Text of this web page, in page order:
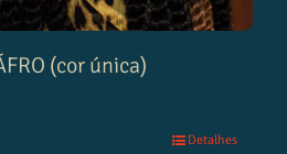
(cor única)
Detalhes